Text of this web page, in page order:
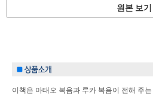
원본 보기
이책은 마태오 복음과 루카 복음이 전해 주